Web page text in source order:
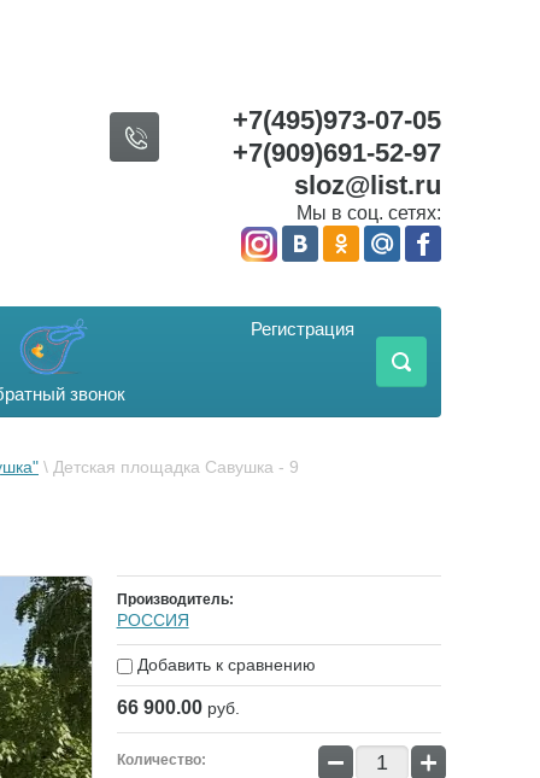
+7(495)973-07-05
+7(909)691-52-97
sloz@list.ru
Мы в соц. сетях:
звонок
Регистрация
\ Детская площадка Савушка - 9
Производитель:
РОССИЯ
Добавить к сравнению
66 900.00 руб.
Количество: − +